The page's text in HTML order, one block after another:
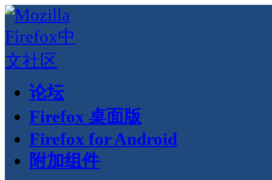
论坛
Firefox 桌面版
Firefox for Android
附加组件